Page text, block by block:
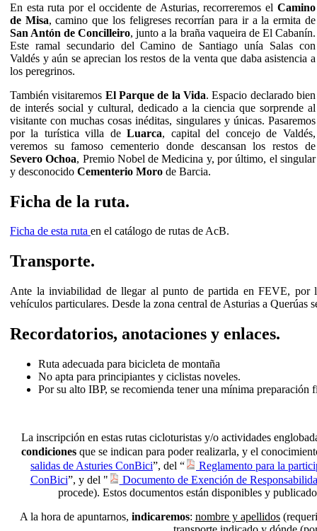
En esta ruta por el occidente de Asturias, recorreremos el Camino
de Misa, camino que los feligreses recorrían para ir a la ermita de
San Antón de Concilleiro, junto a la braña vaqueira de El Cabanín.
Este ramal secundario del Camino de Santiago unía Salas con
Valdés y aún se aprecian los restos de la venta que daba asistencia a
los peregrinos.
También visitaremos El Parque de la Vida. Espacio declarado bien
de interés social y cultural, dedicado a la ciencia que sorprende al
visitante con muchas cosas inéditas, singulares y únicas. Pasaremos
por la turística villa deLuarca, capital del concejo de Valdés,
veremos su famoso cementerio donde descansan los restos de
Severo Ochoa, Premio Nobel de Medicina y, por último, el singular
y desconocido Cementerio Moro de Barcia.
Ficha de la ruta.
Ficha de esta ruta en el catálogo de rutas de AcB.
Transporte.
Ante la inviabilidad de llegar al punto de partida en FEVE, por
vehículos particulares. Desde la zona central de Asturias a Querúas
Recordatorios, anotaciones y enlaces.
Ruta adecuada para bicicleta de montaña
No apta para principiantes y ciclistas noveles.
Por su alto IBP, se recomienda tener una mínima preparación
La inscripción en estas rutas cicloturistas y/o actividades
condicionesque se indican para poder realizarla, y el
salidas de Asturies ConBici”, del “
Reglamento para la
ConBici”, y del "
Documento de Exención de
procede). Estos documentos están disponibles y
A la hora de apuntarnos, indicaremos: nombre y apellidos